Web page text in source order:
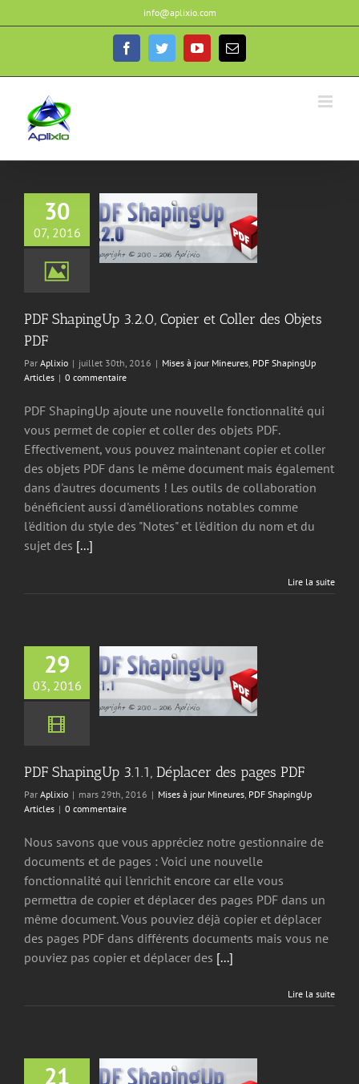
au
info@aplixio.com
FacebookTwitterYouTubeEmail
30
07, 2016
3.2.0, Copier
des Objets PDF
Articles
PDF ShapingUp 3.2.0, Copier et Coller des Objets
PDF
Par Aplixio | juillet 30th, 2016 | Mises à jour Mineures, PDF ShapingUp
Articles | 0 commentaire
PDF ShapingUp ajoute une nouvelle fonctionnalité qui
vous permet de copier et coller des objets PDF.
Effectivement, vous pouvez maintenant copier et coller
des objets PDF dans le même document mais également
dans d'autres documents ! Les outils de collaboration
bénéficient aussi d'améliorations notables comme
l'édition du style des "Notes" et l'édition du nom et du
sujet des [...]
Lire la suite
29
03, 2016
3.1.1,
des pages PDF
Articles
PDF ShapingUp 3.1.1, Déplacer des pages PDF
Par Aplixio | mars 29th, 2016 | Mises à jour Mineures, PDF ShapingUp
Articles | 0 commentaire
Nous savons que vous appréciez notre gestionnaire de
documents et de pages : Voici une nouvelle
fonctionnalité qui l'enrichit encore car elle vous
permettra de copier et déplacer des pages PDF dans un
même document. Vous pouviez déjà copier et déplacer
des pages PDF dans différents documents mais vous ne
pouviez pas copier et déplacer des [...]
Lire la suite
21
3.1.0, Editer